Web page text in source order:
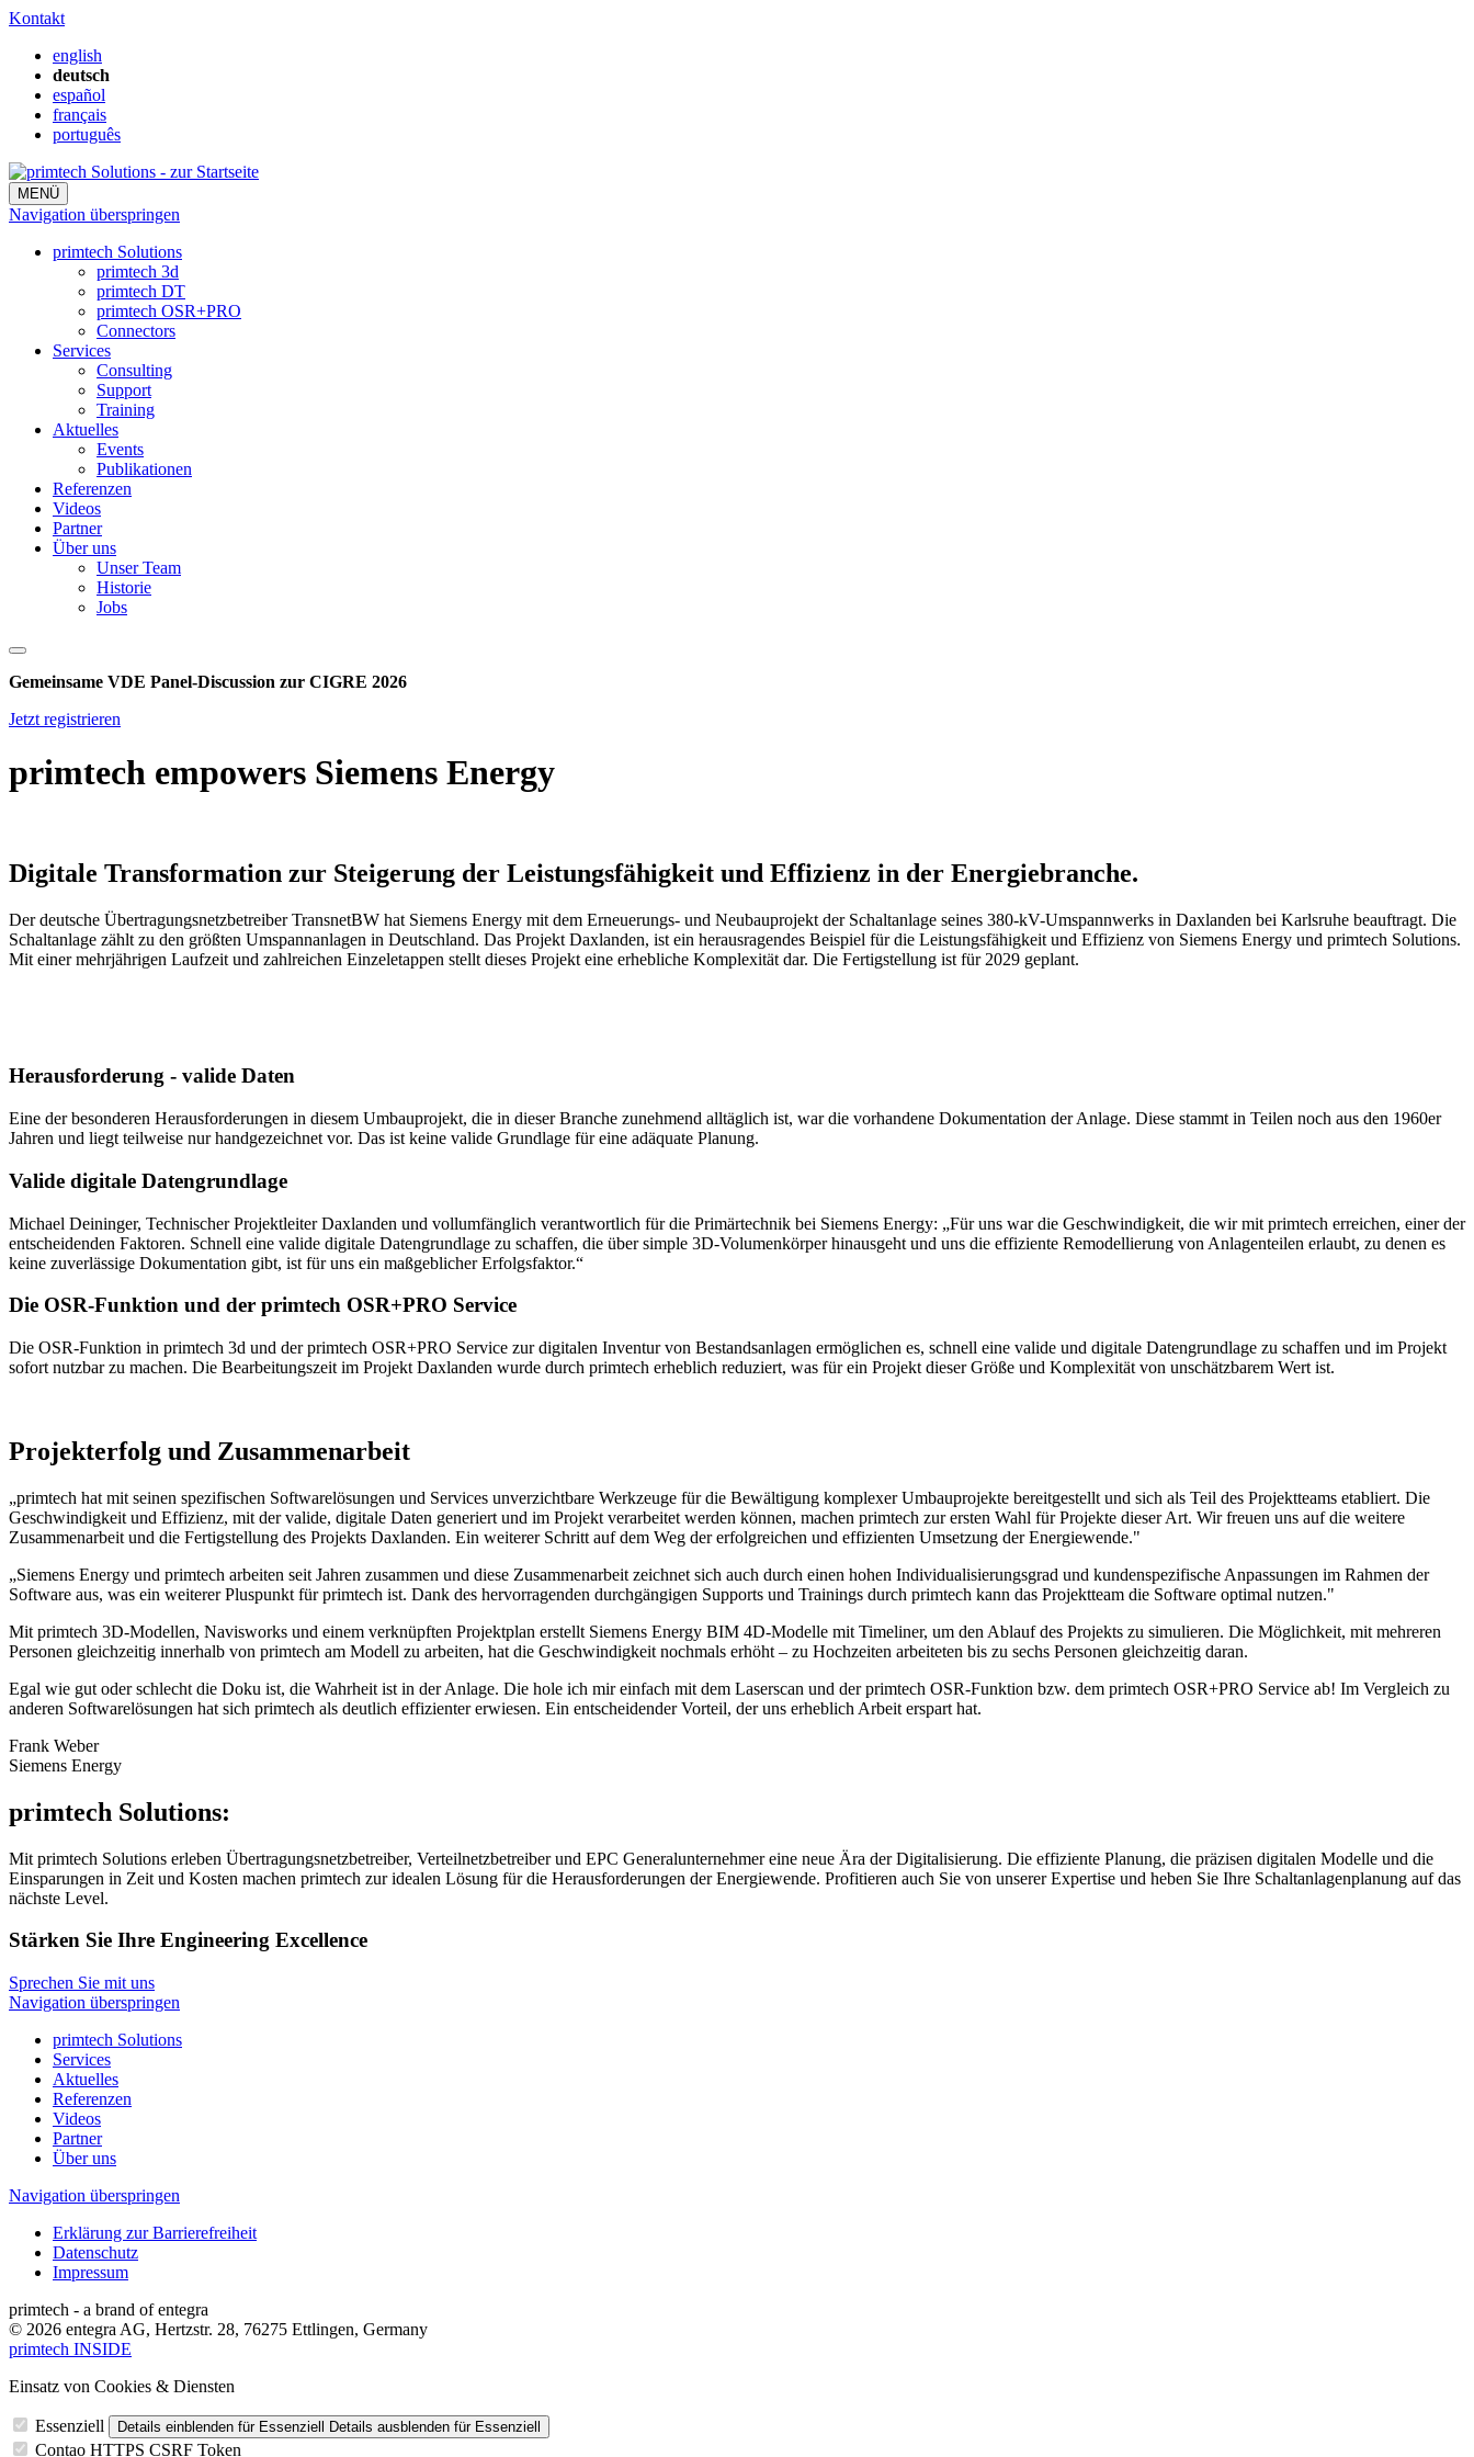
Kontakt
english
deutsch
español
français
português
MENÜ
Navigation überspringen
primtech Solutions
primtech 3d
primtech DT
primtech OSR+PRO
Connectors
Services
Consulting
Support
Training
Aktuelles
Events
Publikationen
Referenzen
Videos
Partner
Über uns
Unser Team
Historie
Jobs
Gemeinsame VDE Panel-Discussion zur CIGRE 2026
Jetzt registrieren
primtech empowers Siemens Energy
Digitale Transformation zur Steigerung der Leistungsfähigkeit und Effizienz in der Energiebranche.
Der deutsche Übertragungsnetzbetreiber TransnetBW hat Siemens Energy mit dem Erneuerungs- und Neubauprojekt der Schaltanlage seines 380-kV-Umspannwerks in Daxlanden bei Karlsruhe beauftragt. Die
Schaltanlage zählt zu den größten Umspannanlagen in Deutschland. Das Projekt Daxlanden, ist ein herausragendes Beispiel für die Leistungsfähigkeit und Effizienz von Siemens Energy und primtech Solutions.
Mit einer mehrjährigen Laufzeit und zahlreichen Einzeletappen stellt dieses Projekt eine erhebliche Komplexität dar. Die Fertigstellung ist für 2029 geplant.
Herausforderung - valide Daten
Eine der besonderen Herausforderungen in diesem Umbauprojekt, die in dieser Branche zunehmend alltäglich ist, war die vorhandene Dokumentation der Anlage. Diese stammt in Teilen noch aus den 1960er
Jahren und liegt teilweise nur handgezeichnet vor. Das ist keine valide Grundlage für eine adäquate Planung.
Valide digitale Datengrundlage
Michael Deininger, Technischer Projektleiter Daxlanden und vollumfänglich verantwortlich für die Primärtechnik bei Siemens Energy: „Für uns war die Geschwindigkeit, die wir mit primtech erreichen, einer der
entscheidenden Faktoren. Schnell eine valide digitale Datengrundlage zu schaffen, die über simple 3D-Volumenkörper hinausgeht und uns die effiziente Remodellierung von Anlagenteilen erlaubt, zu denen es
keine zuverlässige Dokumentation gibt, ist für uns ein maßgeblicher Erfolgsfaktor.“
Die OSR-Funktion und der primtech OSR+PRO Service
Die OSR-Funktion in primtech 3d und der primtech OSR+PRO Service zur digitalen Inventur von Bestandsanlagen ermöglichen es, schnell eine valide und digitale Datengrundlage zu schaffen und im Projekt
sofort nutzbar zu machen. Die Bearbeitungszeit im Projekt Daxlanden wurde durch primtech erheblich reduziert, was für ein Projekt dieser Größe und Komplexität von unschätzbarem Wert ist.
Projekterfolg und Zusammenarbeit
„primtech hat mit seinen spezifischen Softwarelösungen und Services unverzichtbare Werkzeuge für die Bewältigung komplexer Umbauprojekte bereitgestellt und sich als Teil des Projektteams etabliert. Die
Geschwindigkeit und Effizienz, mit der valide, digitale Daten generiert und im Projekt verarbeitet werden können, machen primtech zur ersten Wahl für Projekte dieser Art. Wir freuen uns auf die weitere
Zusammenarbeit und die Fertigstellung des Projekts Daxlanden. Ein weiterer Schritt auf dem Weg der erfolgreichen und effizienten Umsetzung der Energiewende."
„Siemens Energy und primtech arbeiten seit Jahren zusammen und diese Zusammenarbeit zeichnet sich auch durch einen hohen Individualisierungsgrad und kundenspezifische Anpassungen im Rahmen der
Software aus, was ein weiterer Pluspunkt für primtech ist. Dank des hervorragenden durchgängigen Supports und Trainings durch primtech kann das Projektteam die Software optimal nutzen."
Mit primtech 3D-Modellen, Navisworks und einem verknüpften Projektplan erstellt Siemens Energy BIM 4D-Modelle mit Timeliner, um den Ablauf des Projekts zu simulieren. Die Möglichkeit, mit mehreren
Personen gleichzeitig innerhalb von primtech am Modell zu arbeiten, hat die Geschwindigkeit nochmals erhöht – zu Hochzeiten arbeiteten bis zu sechs Personen gleichzeitig daran.
Egal wie gut oder schlecht die Doku ist, die Wahrheit ist in der Anlage. Die hole ich mir einfach mit dem Laserscan und der primtech OSR-Funktion bzw. dem primtech OSR+PRO Service ab! Im Vergleich zu
anderen Softwarelösungen hat sich primtech als deutlich effizienter erwiesen. Ein entscheidender Vorteil, der uns erheblich Arbeit erspart hat.
Frank Weber
Siemens Energy
primtech Solutions:
Mit primtech Solutions erleben Übertragungsnetzbetreiber, Verteilnetzbetreiber und EPC Generalunternehmer eine neue Ära der Digitalisierung. Die effiziente Planung, die präzisen digitalen Modelle und die
Einsparungen in Zeit und Kosten machen primtech zur idealen Lösung für die Herausforderungen der Energiewende. Profitieren auch Sie von unserer Expertise und heben Sie Ihre Schaltanlagenplanung auf das
nächste Level.
Stärken Sie Ihre Engineering Excellence
Sprechen Sie mit uns
Navigation überspringen
primtech Solutions
Services
Aktuelles
Referenzen
Videos
Partner
Über uns
Navigation überspringen
Erklärung zur Barrierefreiheit
Datenschutz
Impressum
primtech - a brand of entegra
© 2026 entegra AG, Hertzstr. 28, 76275 Ettlingen, Germany
primtech INSIDE
Einsatz von Cookies & Diensten
Essenziell Details einblenden für Essenziell Details ausblenden für Essenziell
Contao HTTPS CSRF Token